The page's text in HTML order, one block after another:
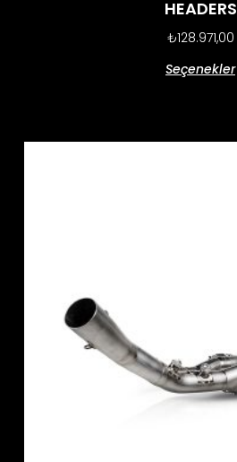
HEADERS
₺128.971,00
Seçenekler